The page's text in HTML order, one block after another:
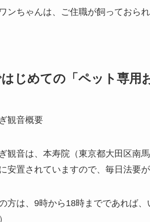
ンちゃんは、ご住職が飼っておら
はじめての「ペット専用
観音概要
観音は、本寿院（東京都大田区南
安置されていますので、毎日法要
方は、9時から18時までであれば